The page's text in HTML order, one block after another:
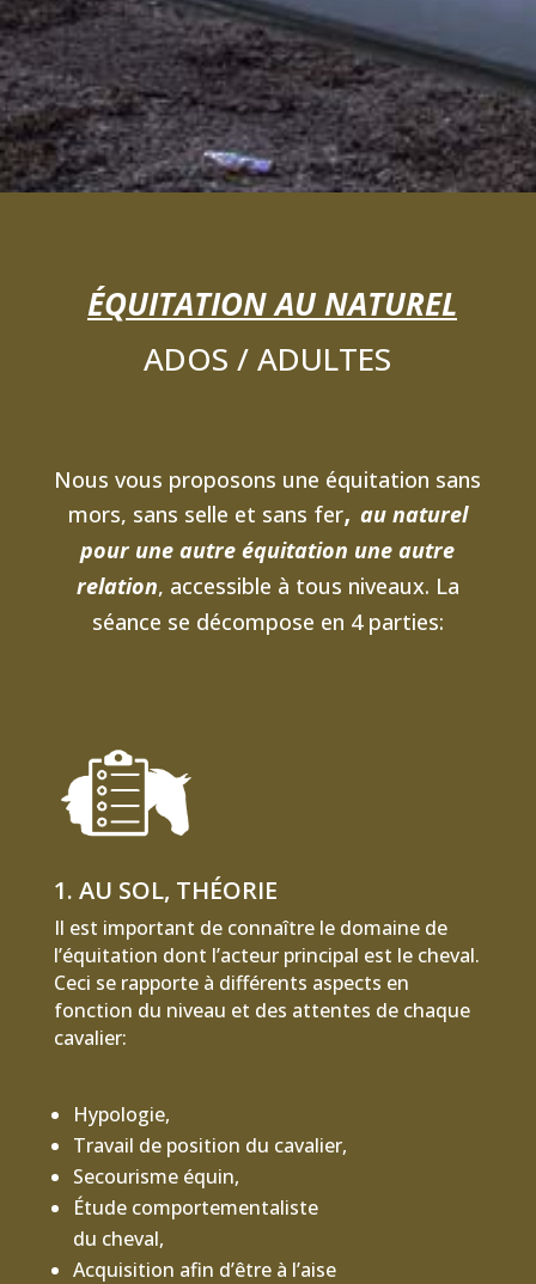
ÉQUITATION AU NATUREL
ADOS / ADULTES
Nous vous proposons une équitation sans
mors, sans selle et sans fer, au naturel
pour une autre équitation une autre
relation, accessible à tous niveaux. La
séance se décompose en 4 parties:
1. AU SOL, THÉORIE
Il est important de connaître le domaine de
l’équitation dont l’acteur principal est le cheval.
Ceci se rapporte à différents aspects en
fonction du niveau et des attentes de chaque
cavalier:
Hypologie,
Travail de position du cavalier,
Secourisme équin,
Étude comportementaliste
du cheval,
Acquisition afin d’être à l’aise